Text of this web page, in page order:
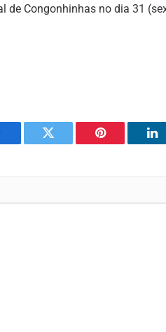
de Congonhinhas no dia 31
Twitter Pinterest